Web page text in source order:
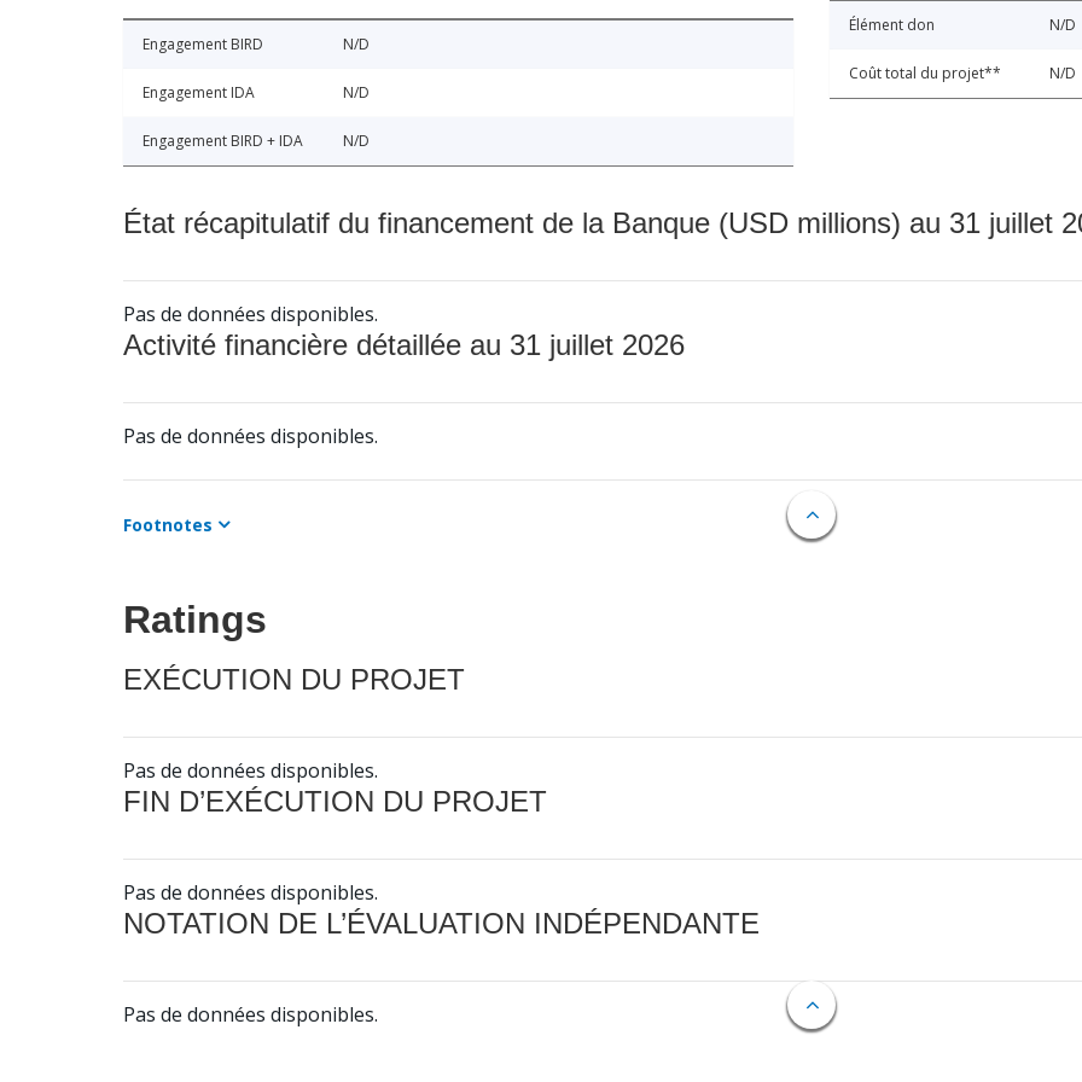
Engagement BIRD N/D
Engagement IDA N/D
Engagement BIRD + IDA N/D
Élément don N/D
Coût total du projet** N/D
État récapitulatif du financement de la Banque (USD millions) au 31 juillet
Pas de données disponibles.
Activité financière détaillée au 31 juillet 2026
Pas de données disponibles.
Footnotes
Ratings
EXÉCUTION DU PROJET
Pas de données disponibles.
FIN D’EXÉCUTION DU PROJET
Pas de données disponibles.
NOTATION DE L’ÉVALUATION INDÉPENDANTE
Pas de données disponibles.